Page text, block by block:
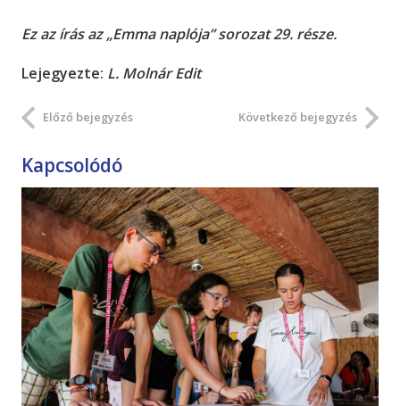
Ez az írás az „Emma naplója” sorozat 29. része.
Lejegyezte: L. Molnár Edit
Előző bejegyzés Következő bejegyzés
Kapcsolódó